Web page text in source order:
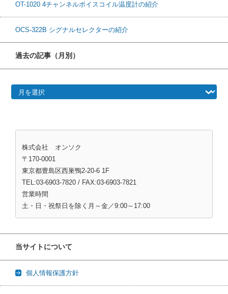
OT-1020 4チャンネルボイスコイル温度計の紹介
OCS-322B シグナルセレクターの紹介
過去の記事（月別）
株式会社 オンソク
〒170-0001
東京都豊島区西巣鴨2-20-6 1F
TEL:03-6903-7820 / FAX:03-6903-7821
営業時間
土・日・祝祭日を除く月～金／9:00～17:00
当サイトについて
個人情報保護方針